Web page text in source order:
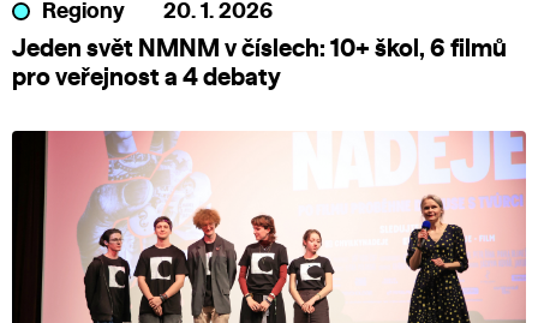
Regiony 20. 1. 2026
Jeden svět NMNM v číslech: 10+ škol, 6 filmů
pro veřejnost a 4 debaty